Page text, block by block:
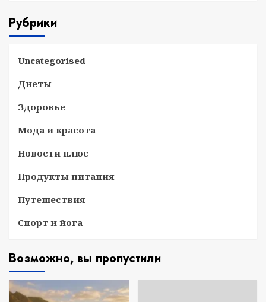
Рубрики
Uncategorised
Диеты
Здоровье
Мода и красота
Новости плюс
Продукты питания
Путешествия
Спорт и йога
Возможно, вы пропустили